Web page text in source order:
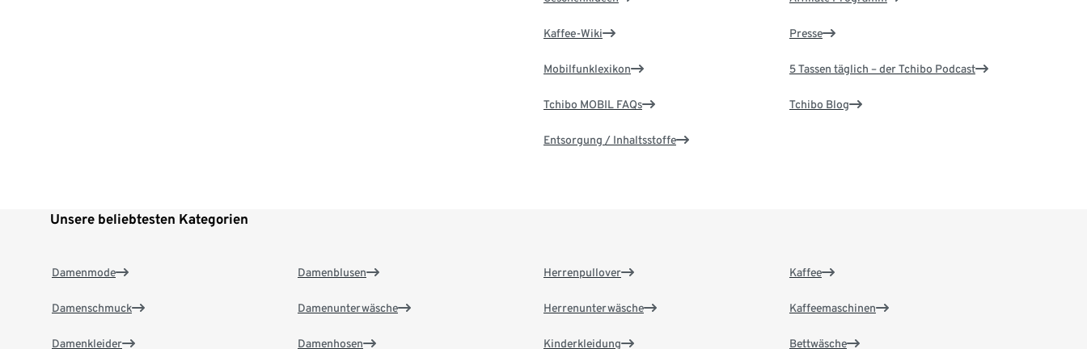
Kaffee-Wiki
Mobilfunklexikon
Tchibo MOBIL FAQs
Entsorgung / Inhaltsstoffe
Presse
5 Tassen täglich – der Tchibo Podcast
Tchibo Blog
Unsere beliebtesten Kategorien
Damenmode
Damenschmuck
Damenkleider
Damenblusen
Damenunterwäsche
Damenhosen
Herrenpullover
Herrenunterwäsche
Kinderkleidung
Kaffee
Kaffeemaschinen
Bettwäsche